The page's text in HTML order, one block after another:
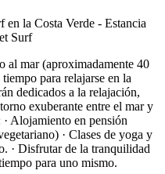
al mar (aproximadamente 40
para relajarse en la
dedicados a la relajación,
exuberante entre el mar y
Alojamiento en pensión
· Clases de yoga y
· Disfrutar de la tranquilidad
para uno mismo.